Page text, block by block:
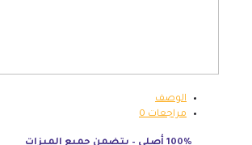
الوصف
مراجعات0